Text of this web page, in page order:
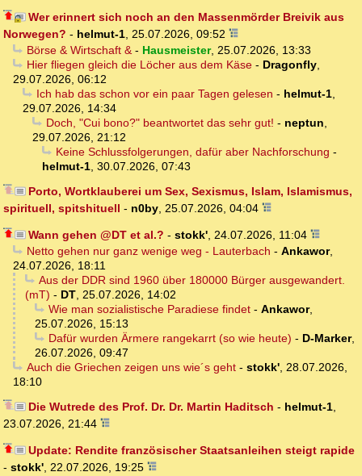
Wer erinnert sich noch an den Massenmörder Breivik aus
Norwegen? - helmut-1, 25.07.2026, 09:52
Börse & Wirtschaft &- Hausmeister, 25.07.2026, 13:33
Hier fliegen gleich die Löcher aus dem Käse- Dragonfly,
29.07.2026, 06:12
Ich hab das schon vor ein paar Tagen gelesen - helmut-1,
29.07.2026, 14:34
Doch, "Cui bono?" beantwortet das sehr gut! - neptun,
29.07.2026, 21:12
Keine Schlussfolgerungen, dafür aber Nachforschung -
helmut-1, 30.07.2026, 07:43
Porto, Wortklauberei um Sex, Sexismus, Islam, Islamismus,
spirituell, spitshituell - n0by, 25.07.2026, 04:04
Wann gehen @DT et al.? - stokk', 24.07.2026, 11:04
Netto gehen nur ganz wenige weg - Lauterbach - Ankawor,
24.07.2026, 18:11
Aus der DDR sind 1960 über 180000 Bürger ausgewandert.
(mT) - DT, 25.07.2026, 14:02
Wie man sozialistische Paradiese findet- Ankawor,
25.07.2026, 15:13
Dafür wurden Ärmere rangekarrt (so wie heute) - D-Marker,
26.07.2026, 09:47
Auch die Griechen zeigen uns wie´s geht- stokk', 28.07.2026,
18:10
Die Wutrede des Prof. Dr. Dr. Martin Haditsch - helmut-1,
23.07.2026, 21:44
Update: Rendite französischer Staatsanleihen steigt rapide
- stokk', 22.07.2026, 19:25